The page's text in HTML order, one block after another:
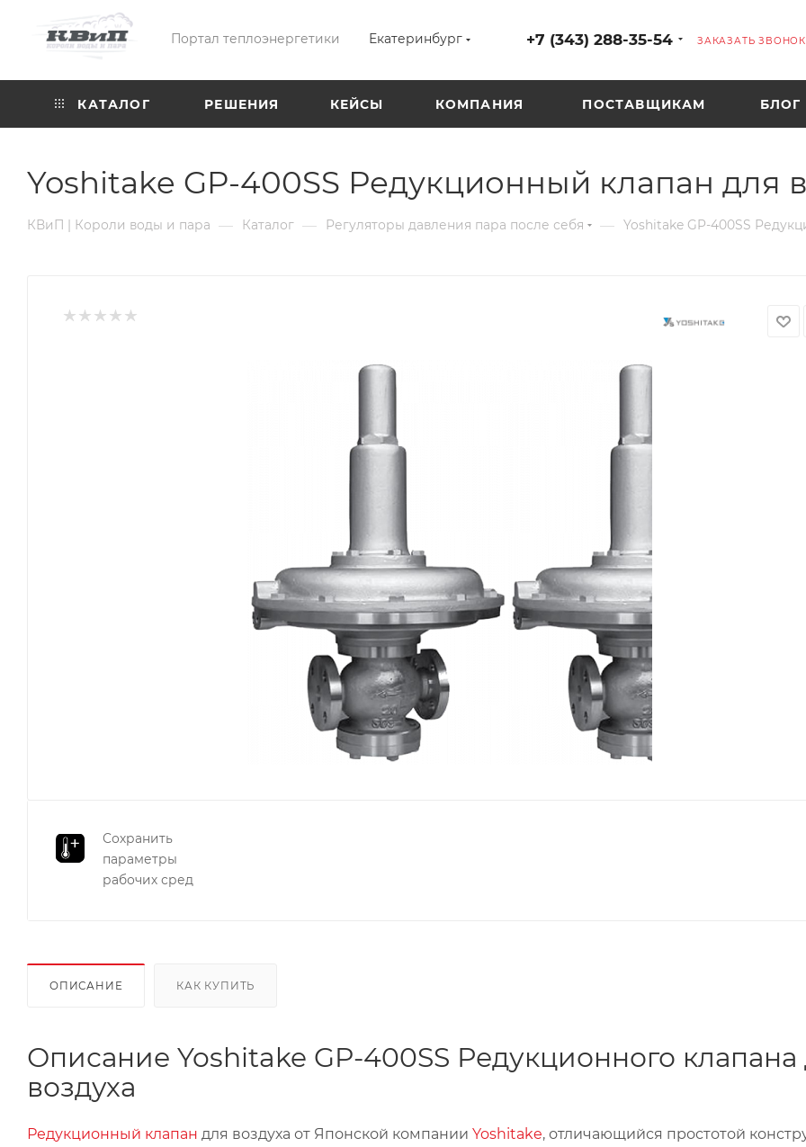
Портал теплоэнергетики Екатеринбург +7 (343) 288-35-54 ЗАКАЗАТЬ ЗВОНОК
КАТАЛОГ РЕШЕНИЯ КЕЙСЫ КОМПАНИЯ ПОСТАВЩИКАМ БЛОГ
Yoshitake GP-400SS Редукционный клапан для
КВиП | Короли воды и пара — Каталог — Регуляторы давления пара после себя — Yoshitake GP-400SS
Сохранить
параметры
рабочих сред
ОПИСАНИЕ КАК КУПИТЬ
Описание Yoshitake GP-400SS Редукционного клапана
воздуха
Редукционный клапан для воздуха от Японской компании Yoshitake, отличающийся простотой